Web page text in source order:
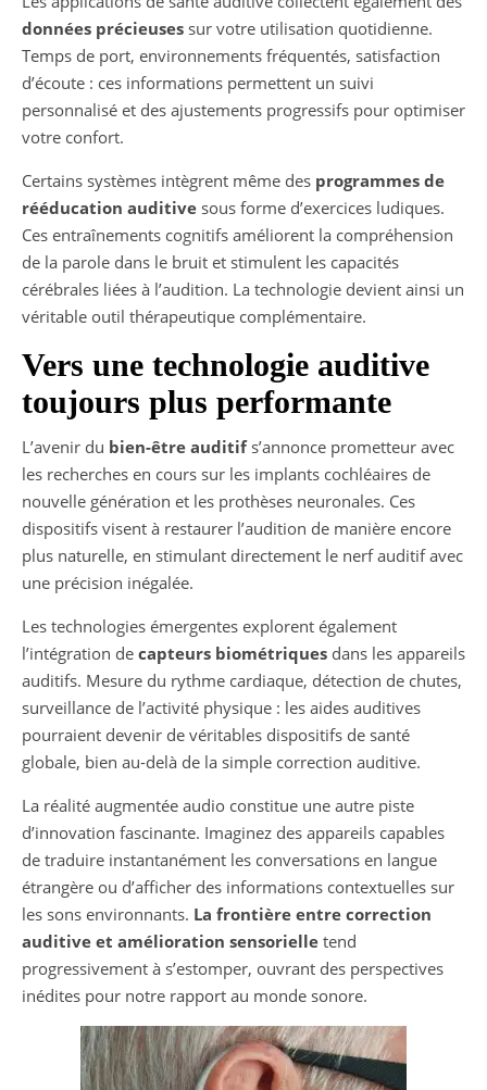
données précieuses sur votre utilisation quotidienne.
Temps de port, environnements fréquentés, satisfaction
d’écoute : ces informations permettent un suivi
personnalisé et des ajustements progressifs pour optimiser
votre confort.
Certains systèmes intègrent même des programmes de
rééducation auditive sous forme d’exercices ludiques.
Ces entraînements cognitifs améliorent la compréhension
de la parole dans le bruit et stimulent les capacités
cérébrales liées à l’audition. La technologie devient ainsi un
véritable outil thérapeutique complémentaire.
Vers une technologie auditive
toujours plus performante
L’avenir du bien-être auditifs’annonce prometteur avec
les recherches en cours sur les implants cochléaires de
nouvelle génération et les prothèses neuronales. Ces
dispositifs visent à restaurer l’audition de manière encore
plus naturelle, en stimulant directement le nerf auditif avec
une précision inégalée.
Les technologies émergentes explorent également
l’intégration de capteurs biométriques dans les appareils
auditifs. Mesure du rythme cardiaque, détection de chutes,
surveillance de l’activité physique : les aides auditives
pourraient devenir de véritables dispositifs de santé
globale, bien au-delà de la simple correction auditive.
La réalité augmentée audio constitue une autre piste
d’innovation fascinante. Imaginez des appareils capables
de traduire instantanément les conversations en langue
étrangère ou d’afficher des informations contextuelles sur
les sons environnants. La frontière entre correction
auditive et amélioration sensorielle tend
progressivement à s’estomper, ouvrant des perspectives
inédites pour notre rapport au monde sonore.